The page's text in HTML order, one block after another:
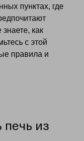
пунктах, где
как
с этой
правила и
из